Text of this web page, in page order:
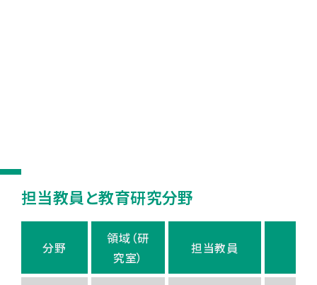
担当教員と教育研究分野
分野
領域（研
究室）
担当教員